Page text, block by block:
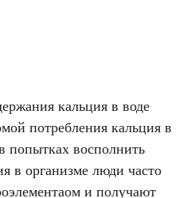
кальция в воде
потребления кальция в
попытках восполнить
в организме люди часто
и получают